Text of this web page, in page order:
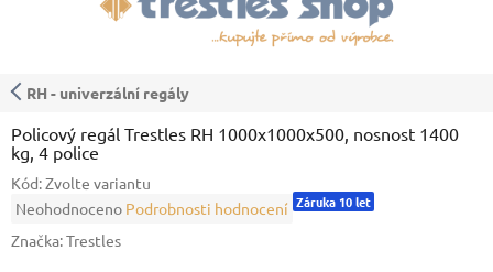
RH - univerzální regály
Policový regál Trestles RH 1000x1000x500, nosnost 1400
kg, 4 police
Kód:Zvolte variantu
Průměrné
produktu
Neohodnoceno Podrobnosti hodnocení Záruka 10 let
Značka:Trestles